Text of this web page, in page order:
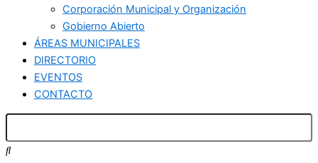
Corporación Municipal y Organización
Gobierno Abierto
ÁREAS MUNICIPALES
DIRECTORIO
EVENTOS
CONTACTO